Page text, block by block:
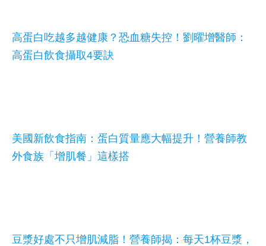
高蛋白吃越多越健康？恐血糖失控！劉曜增醫師：
高蛋白飲食攝取4要訣
美國新飲食指南：蛋白質量應大幅提升！營養師教
外食族「增肌餐」這樣搭
豆漿好處不只增肌減脂！營養師揭：每天1杯豆漿，